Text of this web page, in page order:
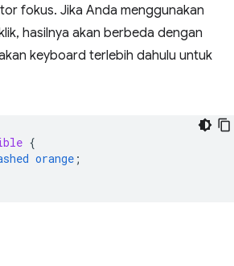
fokus. Jika Anda menggunakan
hasilnya akan berbeda dengan
keyboard terlebih dahulu untuk
{
orange ;